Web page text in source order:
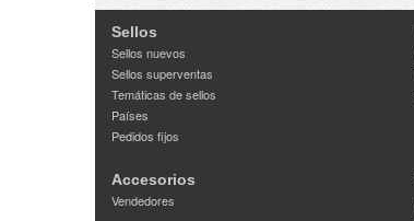
Sellos
Sellos nuevos
Sellos superventas
Temáticas de sellos
Países
Pedidos fijos
Accesorios
Vendedores